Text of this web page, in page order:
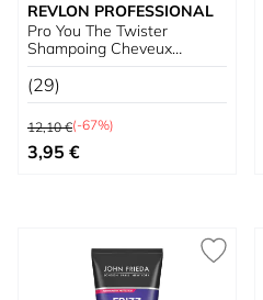
REVLON PROFESSIONAL
Pro You The Twister
Shampoing Cheveux
Bouclés
(29)
Prix normal
12,10 €(-67%)
Prix spécial
3,95 €